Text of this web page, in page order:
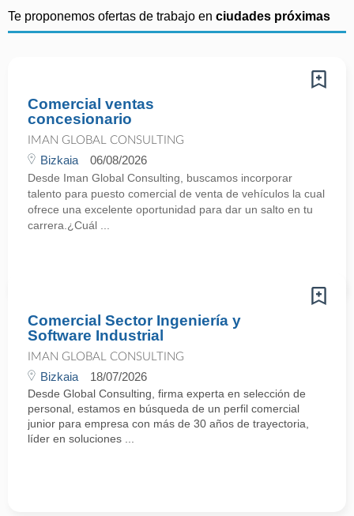
Te proponemos ofertas de trabajo en ciudades próximas
Comercial ventas
concesionario
IMAN GLOBAL CONSULTING
Bizkaia 06/08/2026
Desde Iman Global Consulting, buscamos incorporar
talento para puesto comercial de venta de vehículos la cual
ofrece una excelente oportunidad para dar un salto en tu
carrera.¿Cuál ...
Comercial Sector Ingeniería y
Software Industrial
IMAN GLOBAL CONSULTING
Bizkaia 18/07/2026
Desde Global Consulting, firma experta en selección de
personal, estamos en búsqueda de un perfil comercial
junior para empresa con más de 30 años de trayectoria,
líder en soluciones ...